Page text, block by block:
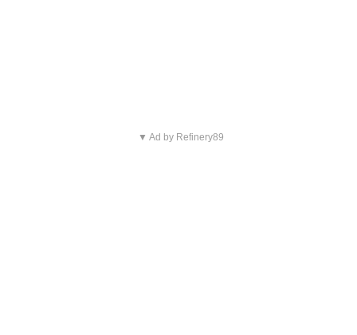
▼ Ad by Refinery89